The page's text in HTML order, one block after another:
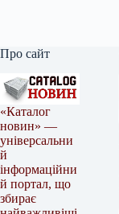
Про сайт
«Каталог
новин» —
універсальни
й
інформаційни
й портал, що
збирає